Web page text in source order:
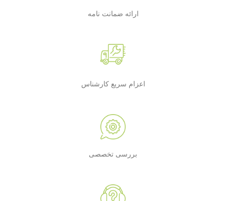
ارائه ضمانت نامه
اعزام سریع کارشناس
بررسی تخصصی